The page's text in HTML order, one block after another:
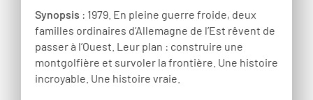
Synopsis : 1979. En pleine guerre froide, deux
familles ordinaires d’Allemagne de l’Est rêvent de
passer à l’Ouest. Leur plan : construire une
montgolfière et survoler la frontière. Une histoire
incroyable. Une histoire vraie.